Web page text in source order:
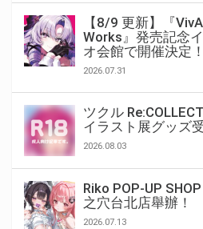
【8/9 更新】『
Works』発売記念
オ会館で開催決定！
2026.07.31
ツクル
イラスト展グッズ
2026.08.03
Riko POP-UP
之穴台北店舉辦！
2026.07.13